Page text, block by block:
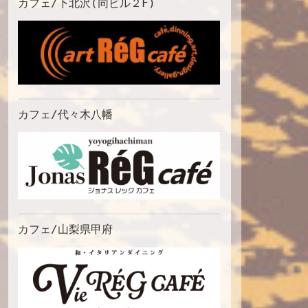
カフェ/下北沢(同ビル２F)
カフェ/代々木八幡
カフェ/山梨県甲府